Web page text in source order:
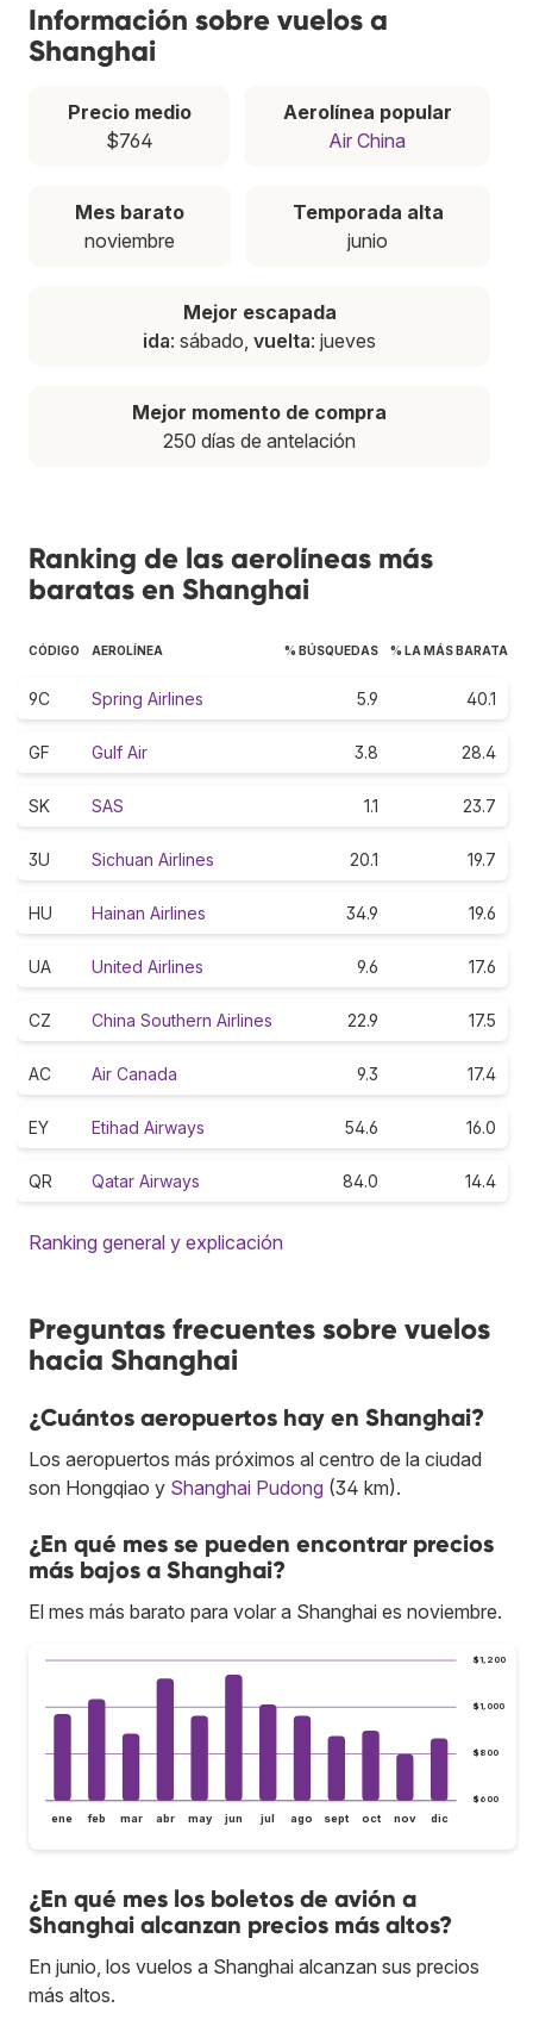
Información sobre vuelos a
Shanghai
Precio medio
$764
Aerolínea popular
Air China
Mes barato
noviembre
Temporada alta
junio
Mejor escapada
ida: sábado, vuelta: jueves
Mejor momento de compra
250 días de antelación
Ranking de las aerolíneas más
baratas en Shanghai
CÓDIGO AEROLÍNEA % BÚSQUEDAS % LA MÁS BARATA
9C Spring Airlines 5.9 40.1
GF Gulf Air 3.8 28.4
SK SAS 1.1 23.7
3U Sichuan Airlines 20.1 19.7
HU Hainan Airlines 34.9 19.6
UA United Airlines 9.6 17.6
CZ China Southern Airlines 22.9 17.5
AC Air Canada 9.3 17.4
EY Etihad Airways 54.6 16.0
QR Qatar Airways 84.0 14.4
Ranking general y explicación
Preguntas frecuentes sobre vuelos
hacia Shanghai
¿Cuántos aeropuertos hay en Shanghai?
Los aeropuertos más próximos al centro de la ciudad
son Hongqiao y Shanghai Pudong (34 km).
¿En qué mes se pueden encontrar precios
más bajos a Shanghai?
El mes más barato para volar a Shanghai es noviembre.
$600
$800
$1,000
$1,200
ene feb mar abr may jun jul ago sept oct nov dic
¿En qué mes los boletos de avión a
Shanghai alcanzan precios más altos?
En junio, los vuelos a Shanghai alcanzan sus precios
más altos.